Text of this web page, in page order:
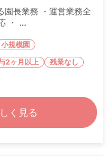
園長業務 ・運営業務全
・ ...
小規模園
2ヶ月以上
残業なし
く見る